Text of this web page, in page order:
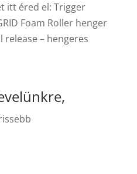
itt éred el: Trigger
Foam Roller henger
release – hengeres